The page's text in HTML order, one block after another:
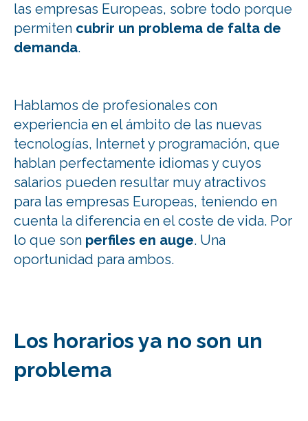
las empresas Europeas, sobre todo porque
permiten cubrir un problema de falta de
demanda.
Hablamos de profesionales con
experiencia en el ámbito de las nuevas
tecnologías, Internet y programación, que
hablan perfectamente idiomas y cuyos
salarios pueden resultar muy atractivos
para las empresas Europeas, teniendo en
cuenta la diferencia en el coste de vida. Por
lo que son perfiles en auge. Una
oportunidad para ambos.
Los horarios ya no son un
problema